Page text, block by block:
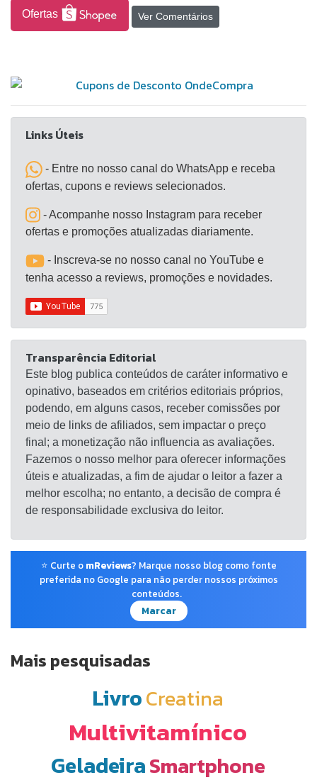
nítido
Ofertas Ver Comentários
Links Úteis
- Entre no nosso canal do WhatsApp e receba
ofertas, cupons e reviews selecionados.
- Acompanhe nosso Instagram para receber
ofertas e promoções atualizadas diariamente.
- Inscreva-se no nosso canal no YouTube e
tenha acesso a reviews, promoções e novidades.
Transparência Editorial
Este blog publica conteúdos de caráter informativo e
opinativo, baseados em critérios editoriais próprios,
podendo, em alguns casos, receber comissões por
meio de links de afiliados, sem impactar o preço
final; a monetização não influencia as avaliações.
Fazemos o nosso melhor para oferecer informações
úteis e atualizadas, a fim de ajudar o leitor a fazer a
melhor escolha; no entanto, a decisão de compra é
de responsabilidade exclusiva do leitor.
⭐ Curte o mReviews? Marque nosso blog como fonte
preferida no Google para não perder nossos próximos
conteúdos.
Marcar
Mais pesquisadas
LivroCreatina
Multivitamínico
GeladeiraSmartphone